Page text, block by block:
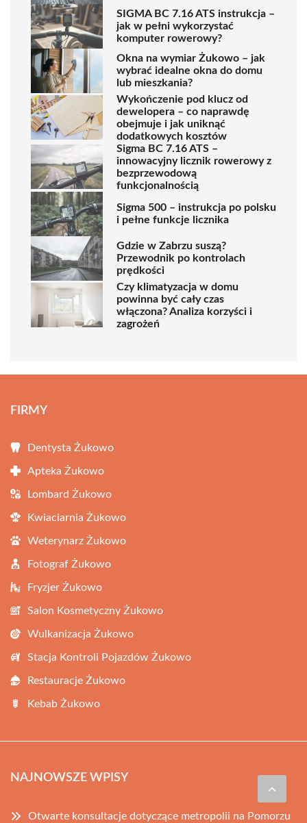
SIGMA BC 7.16 ATS instrukcja –
jak w pełni wykorzystać
komputer rowerowy?
Okna na wymiar Żukowo – jak
wybrać idealne okna do domu
lub mieszkania?
Wykończenie pod klucz od
dewelopera – co naprawdę
obejmuje i jak uniknąć
dodatkowych kosztów
Sigma BC 7.16 ATS –
innowacyjny licznik rowerowy z
bezprzewodową
funkcjonalnością
Sigma 500 – instrukcja po polsku
i pełne funkcje licznika
Gdzie w Zabrzu suszą?
Przewodnik po kontrolach
prędkości
Czy klimatyzacja w domu
powinna być cały czas
włączona? Analiza korzyści i
zagrożeń
FIRMY
Dentysta Żukowo
Apteka Żukowo
Lombard Żukowo
Kwiaciarnia Żukowo
Weterynarz Żukowo
Fotograf Żukowo
Fryzjer Żukowo
Salon Kosmetyczny Żukowo
Wulkanizacja Żukowo
Stacja Kontroli Pojazdów Żukowo
Restauracje Żukowo
Kebab Żukowo
NAJNOWSZE WPISY
Otwarte konsultacje dotyczące metropolii na Pomorzu